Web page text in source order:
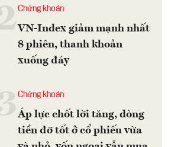
2Chứng khoán
VN-Index giảm mạnh nhất
8 phiên, thanh khoản
xuống đáy
Chứng khoán
Áp lực chốt lời tăng, dòng
tiền đỡ tốt ở cổ phiếu vừa